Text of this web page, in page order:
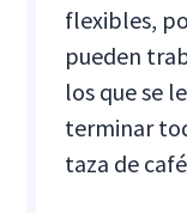
flexibles,
pueden
los que se
terminar
taza de